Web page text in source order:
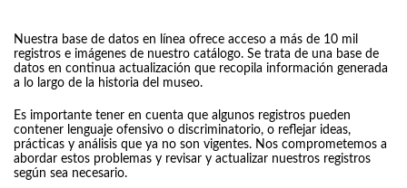
Nuestra base de datos en línea ofrece acceso a más de 10 mil
registros e imágenes de nuestro catálogo. Se trata de una base de
datos en continua actualización que recopila información generada
a lo largo de la historia del museo.
Es importante tener en cuenta que algunos registros pueden
contener lenguaje ofensivo o discriminatorio, o reflejar ideas,
prácticas y análisis que ya no son vigentes. Nos comprometemos a
abordar estos problemas y revisar y actualizar nuestros registros
según sea necesario.